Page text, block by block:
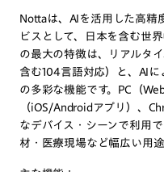
Nottaは、AIを活用した高精
ビスとして、日本を含む世
の最大の特徴は、リアルタ
含む104言語対応）と、AI
の多彩な機能です。PC（
（iOS/Androidアプリ）、
なデバイス・シーンで利用
材・医療現場など幅広い用途